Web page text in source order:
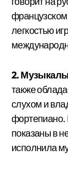
французском
легкостью
2.
также
слухом и
фортепиано.
показаны в
исполнила